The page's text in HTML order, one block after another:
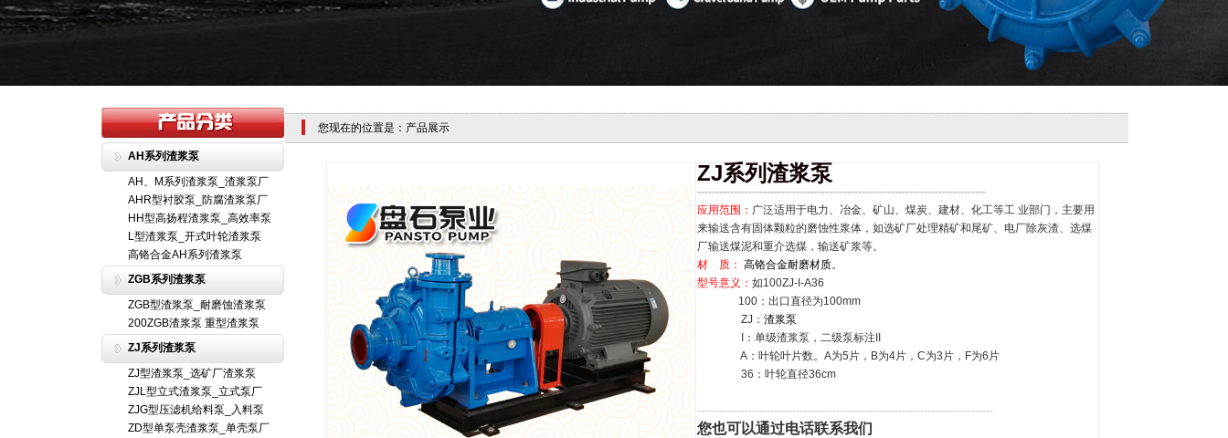
AH系列渣浆泵
AH、M系列渣浆泵_渣浆泵厂
AHR型衬胶泵_防腐渣浆泵厂
HH型高扬程渣浆泵_高效率泵
L型渣浆泵_开式叶轮渣浆泵
高铬合金AH系列渣浆泵
ZGB系列渣浆泵
ZGB型渣浆泵_耐磨蚀渣浆泵
200ZGB渣浆泵 重型渣浆泵
ZJ系列渣浆泵
ZJ型渣浆泵_选矿厂渣浆泵
ZJL型立式渣浆泵_立式泵厂
ZJG型压滤机给料泵_入料泵
ZD型单泵壳渣浆泵_单壳泵厂
您现在的位置是：产品展示
ZJ系列渣浆泵
-------------------------------------------------------------------------------
应用范围： 广泛适用于电力、冶金、矿山、煤炭、建材、化工等工 业部门，主要用
来输送含有固体颗粒的磨蚀性浆体，如选矿厂处理精矿和尾矿、电厂除灰渣、选煤
厂输送煤泥和重介选煤，输送矿浆等。
材 质： 高铬合金耐磨材质。
型号意义： 如100ZJ-I-A36
100：出口直径为100mm
ZJ： 渣浆泵
I：单级渣浆泵，二级泵标注II
A：叶轮叶片数。A为5片，B为4片，C为3片，F为6片
36：叶轮直径36cm
---------------------------------------------------------------------------------
您也可以通过电话联系我们